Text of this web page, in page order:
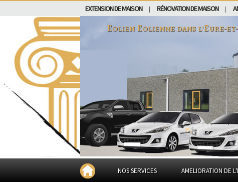
EXTENSION DE MAISON RÉNOVATION DE MAISON
Eolien Eolienne dans l'Eure-
NOS SERVICES AMELIORATION DE